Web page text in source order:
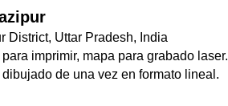
District, Uttar Pradesh, India
imprimir, mapa para grabado laser.
de una vez en formato lineal.